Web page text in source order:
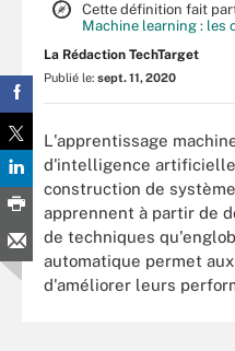
Cette définition fait
Machine learning : les
La Rédaction TechTarget
Publié le: sept. 11, 2020
L'apprentissage
d'intelligence
construction de
apprennent à partir de
de techniques
automatique permet
d'améliorer leurs